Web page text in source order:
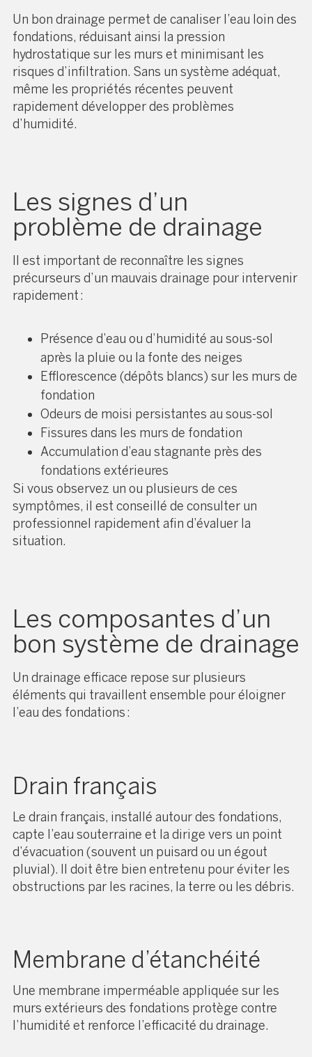
Un bon drainage permet de canaliser l’eau loin des
fondations, réduisant ainsi la pression
hydrostatique sur les murs et minimisant les
risques d’infiltration. Sans un système adéquat,
même les propriétés récentes peuvent
rapidement développer des problèmes
d’humidité.
Les signes d’un
problème de drainage
Il est important de reconnaître les signes
précurseurs d’un mauvais drainage pour intervenir
rapidement :
Présence d’eau ou d’humidité au sous-sol
après la pluie ou la fonte des neiges
Efflorescence (dépôts blancs) sur les murs de
fondation
Odeurs de moisi persistantes au sous-sol
Fissures dans les murs de fondation
Accumulation d’eau stagnante près des
fondations extérieures
Si vous observez un ou plusieurs de ces
symptômes, il est conseillé de consulter un
professionnel rapidement afin d’évaluer la
situation.
Les composantes d’un
bon système de drainage
Un drainage efficace repose sur plusieurs
éléments qui travaillent ensemble pour éloigner
l’eau des fondations :
Drain français
Le drain français, installé autour des fondations,
capte l’eau souterraine et la dirige vers un point
d’évacuation (souvent un puisard ou un égout
pluvial). Il doit être bien entretenu pour éviter les
obstructions par les racines, la terre ou les débris.
Membrane d’étanchéité
Une membrane imperméable appliquée sur les
murs extérieurs des fondations protège contre
l’humidité et renforce l’efficacité du drainage.